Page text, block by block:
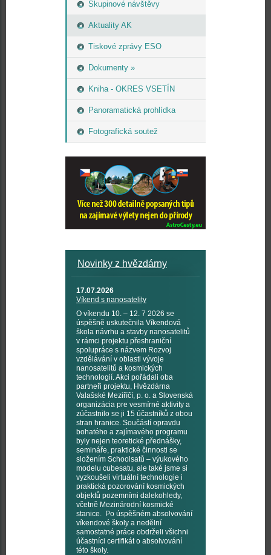
Skupinové návštěvy
Aktuality AK
Tiskové zprávy ESO
Dokumenty »
Kniha - OKRES VSETÍN
Panoramatická prohlídka
Fotografická soutež
Novinky z hvězdárny
17.07.2026
Víkend s nanosatelity
O víkendu 10. – 12. 7 2026 se
úspěšně uskutečnila Víkendová
škola návrhu a stavby nanosatelitů
v rámci projektu přeshraniční
spolupráce s názvem Rozvoj
vzdělávání v oblasti vývoje
nanosatelitů a kosmických
technologií. Akci pořádali oba
partneři projektu, Hvězdárna
Valašské Meziříčí, p. o. a Slovenská
organizácia pre vesmírné aktivity a
zúčastnilo se ji 15 účastníků z obou
stran hranice. Součástí opravdu
bohatého a zajímavého programu
byly nejen teoretické přednášky,
semináře, praktické činnosti se
složením Schoolsatů – výukového
modelu cubesatu, ale také jsme si
vyzkoušeli virtuální technologie i
praktická pozorování kosmických
objektů pozemními dalekohledy,
včetně Mezinárodní kosmické
stanice. Po úspěšném absolvování
víkendové školy a nedělní
samostatné práce obdrželi všichni
účastníci certifikát o absolvování
této školy.